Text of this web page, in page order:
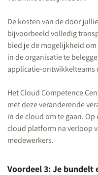
De kosten van de door
bijvoorbeeld volledig
bied je de mogelijkheid
in de organisatie te
applicatie-ontwikkelteams
Het Cloud Competence
met deze veranderende
in de cloud om te gaan.
cloud platform na verloop
medewerkers.
Voordeel 3: Je